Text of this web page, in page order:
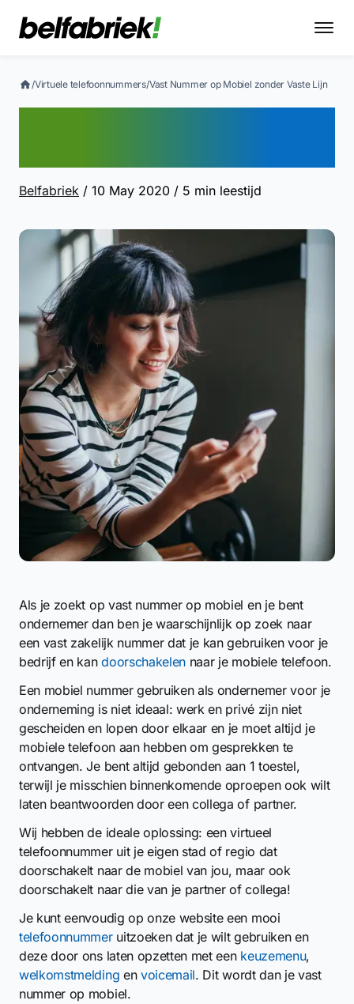
/Virtuele telefoonnummers/Vast Nummer op Mobiel zonder Vaste Lijn
Belfabriek / 10 May 2020 / 5 min leestijd
Als je zoekt op vast nummer op mobiel en je bent
ondernemer dan ben je waarschijnlijk op zoek naar
een vast zakelijk nummer dat je kan gebruiken voor je
bedrijf en kandoorschakelen naar je mobiele telefoon.
Een mobiel nummer gebruiken als ondernemer voor je
onderneming is niet ideaal: werk en privé zijn niet
gescheiden en lopen door elkaar en je moet altijd je
mobiele telefoon aan hebben om gesprekken te
ontvangen. Je bent altijd gebonden aan 1 toestel,
terwijl je misschien binnenkomende oproepen ook wilt
laten beantwoorden door een collega of partner.
Wij hebben de ideale oplossing: een virtueel
telefoonnummer uit je eigen stad of regio dat
doorschakelt naar de mobiel van jou, maar ook
doorschakelt naar die van je partner of collega!
Je kunt eenvoudig op onze website een mooi
telefoonnummeruitzoeken dat je wilt gebruiken en
deze door ons laten opzetten met een keuzemenu,
welkomstmelding en voicemail. Dit wordt dan je vast
nummer op mobiel.